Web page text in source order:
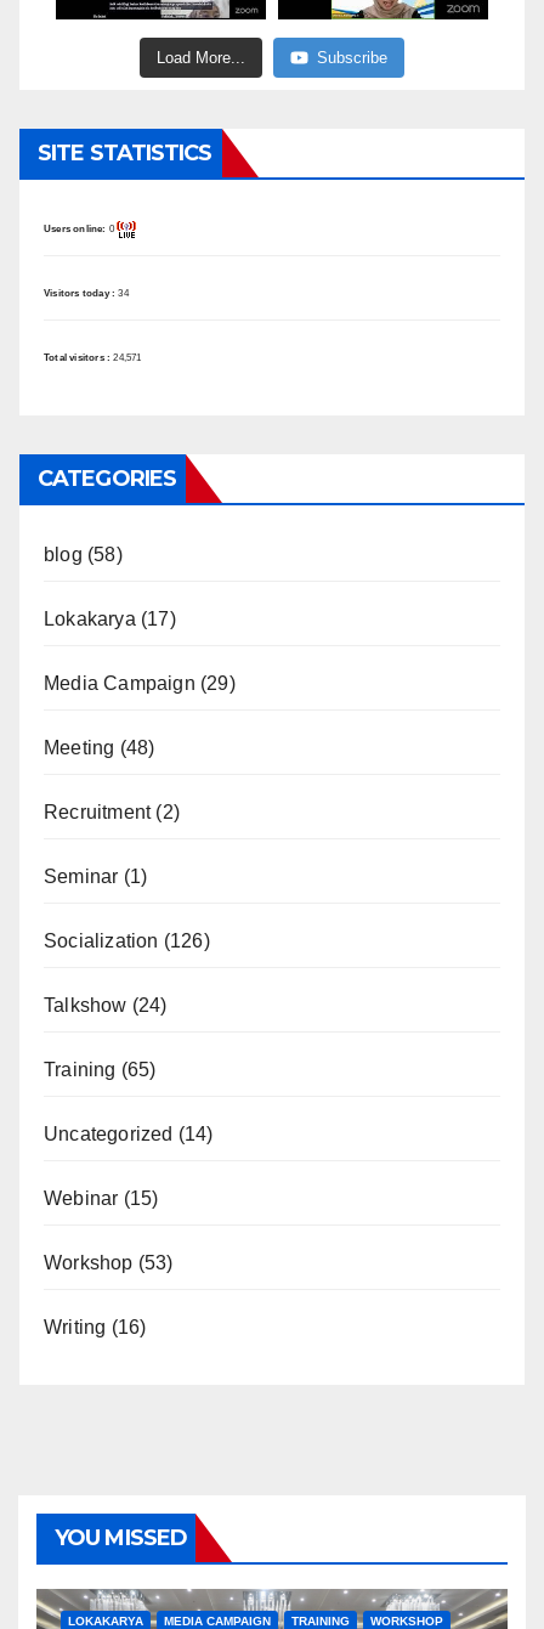
Load More... Subscribe
SITE STATISTICS
Users online: 0
Visitors today :34
Total visitors :24,571
CATEGORIES
blog (58)
Lokakarya (17)
Media Campaign (29)
Meeting (48)
Recruitment(2)
Seminar (1)
Socialization (126)
Talkshow (24)
Training (65)
Uncategorized (14)
Webinar (15)
Workshop (53)
Writing (16)
YOU MISSED
LOKAKARYA MEDIA CAMPAIGN TRAINING WORKSHOP